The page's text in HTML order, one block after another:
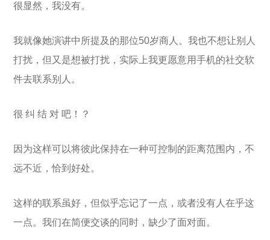
很显然，我没有。
我就像她演讲中所提及的那位50岁商人。我也不想让别人
打扰，但又是想被打扰，实际上我更愿意用手机的社交软
件去联系别人。
很 纠 结 对 吧！？
因为这样可以将彼此保持在一种可控制的距离范围内，不
远不近，恰到好处。
这样的联系虽好，但似乎忘记了一点，或者没有人在乎这
一点。我们在简便交谈的同时，缺少了面对面。